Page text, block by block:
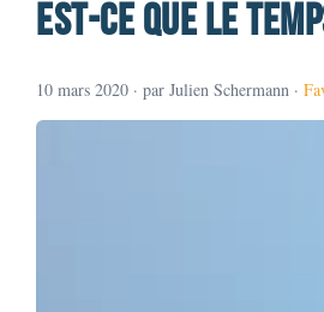
Est-ce que le
10 mars 2020 · par Julien Schermann ·